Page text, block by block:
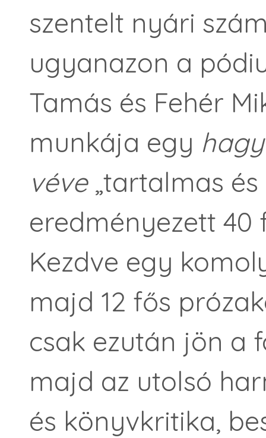
szentelt nyári
ugyanazon a
Tamás és Fehér
munkája egy
véve „tartalmas
eredményezett 40
Kezdve egy
majd 12 fős
csak ezután jön a
majd az utolsó
és könyvkritika,